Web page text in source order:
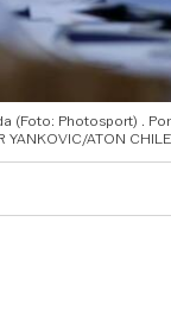
(Foto: Photosport)
YANKOVIC/ATON CHILE